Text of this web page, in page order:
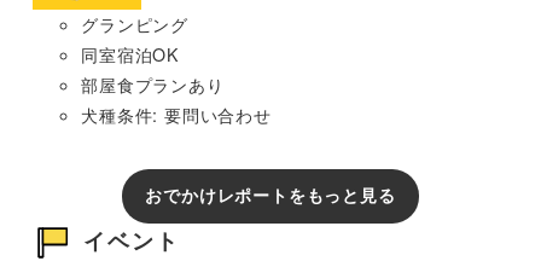
グランピング
同室宿泊OK
部屋食プランあり
犬種条件: 要問い合わせ
おでかけレポートをもっと見る
イベント